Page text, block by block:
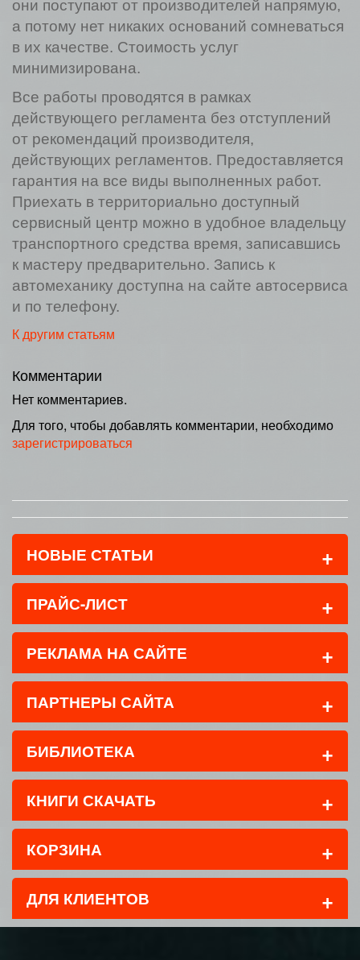
они поступают от производителей напрямую,
а потому нет никаких оснований сомневаться
в их качестве. Стоимость услуг
минимизирована.
Все работы проводятся в рамках
действующего регламента без отступлений
от рекомендаций производителя,
действующих регламентов. Предоставляется
гарантия на все виды выполненных работ.
Приехать в территориально доступный
сервисный центр можно в удобное владельцу
транспортного средства время, записавшись
к мастеру предварительно. Запись к
автомеханику доступна на сайте автосервиса
и по телефону.
К другим статьям
Комментарии
Нет комментариев.
Для того, чтобы добавлять комментарии, необходимо
зарегистрироваться
НОВЫЕ СТАТЬИ +
ПРАЙС-ЛИСТ +
РЕКЛАМА НА САЙТЕ +
ПАРТНЕРЫ САЙТА +
БИБЛИОТЕКА +
КНИГИ СКАЧАТЬ +
КОРЗИНА +
ДЛЯ КЛИЕНТОВ +